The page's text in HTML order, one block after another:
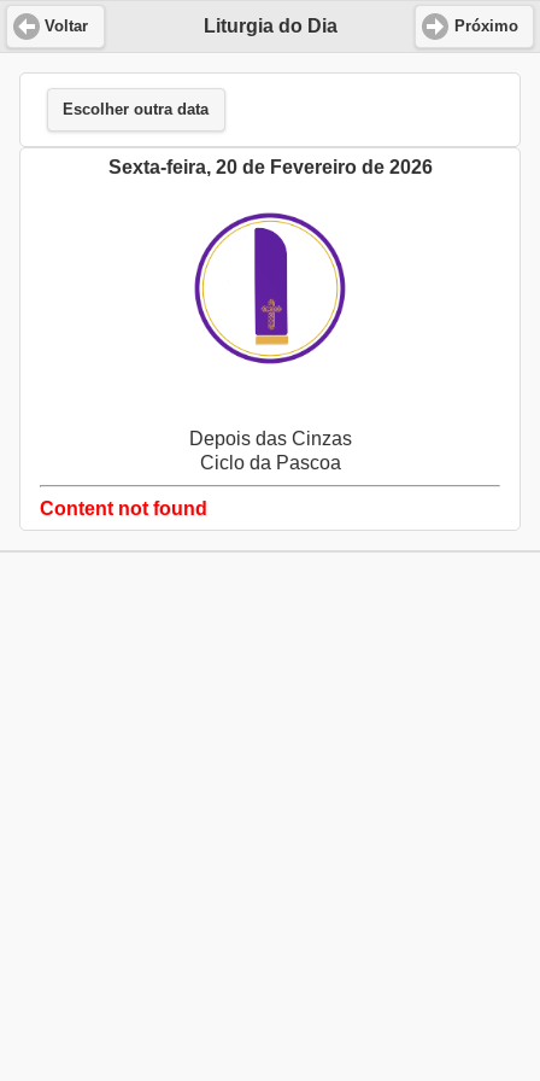
Liturgia do Dia
Voltar Próximo
Escolher outra data
Sexta-feira, 20 de Fevereiro de 2026
Depois das Cinzas
Ciclo da Pascoa
Content not found